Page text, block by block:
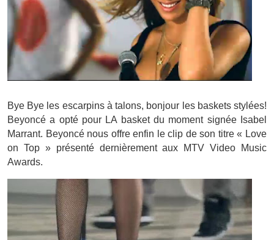
Bye Bye les escarpins à talons, bonjour les baskets stylées!
Beyoncé a opté pour LA basket du moment signée Isabel
Marrant. Beyoncé nous offre enfin le clip de son titre « Love
on Top » présenté dernièrement aux MTV Video Music
Awards.